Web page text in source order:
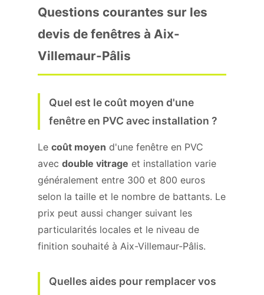
Questions courantes sur les
devis de fenêtres à Aix-
Villemaur-Pâlis
Quel est le coût moyen d'une
fenêtre en PVC avec installation ?
Le coût moyen d'une fenêtre en PVC
avec double vitrage et installation varie
généralement entre 300 et 800 euros
selon la taille et le nombre de battants. Le
prix peut aussi changer suivant les
particularités locales et le niveau de
finition souhaité à Aix-Villemaur-Pâlis.
Quelles aides pour remplacer vos